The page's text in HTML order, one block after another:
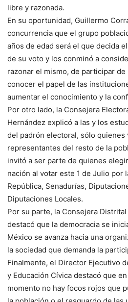
libre y razonada.
En su oportunidad, Guillermo
concurrencia que el grupo
años de edad será el que decida
de su voto y los conminó a
razonar el mismo, de participar de
conocer el papel de las
aumentar el conocimiento y la
Por otro lado, la Consejera
Hernández explicó a las y los
del padrón electoral, sólo quienes
representantes del resto de la
invitó a ser parte de quienes
nación al votar este 1 de Julio por
República, Senadurías,
Diputaciones Locales.
Por su parte, la Consejera
destacó que la democracia se
México se avanza hacia una
la sociedad que demanda la
Finalmente, el Director Ejecutivo
y Educación Cívica destacó que
momento no hay focos rojos que